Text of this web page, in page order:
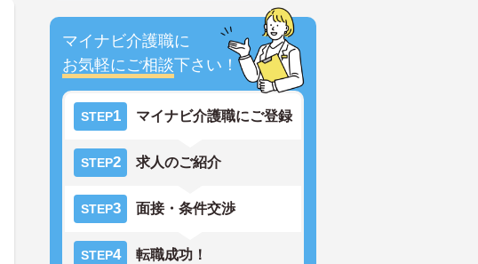
マイナビ介護職に
お気軽にご相談下さい！
STEP1 マイナビ介護職にご登録
STEP2 求人のご紹介
STEP3 面接・条件交渉
STEP4 転職成功！